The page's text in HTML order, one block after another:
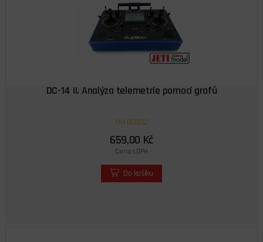
DC-14 II. Analýza telemetrie pomocí grafů
na dotaz
659,00 Kč
Cena s DPH
Do košíku